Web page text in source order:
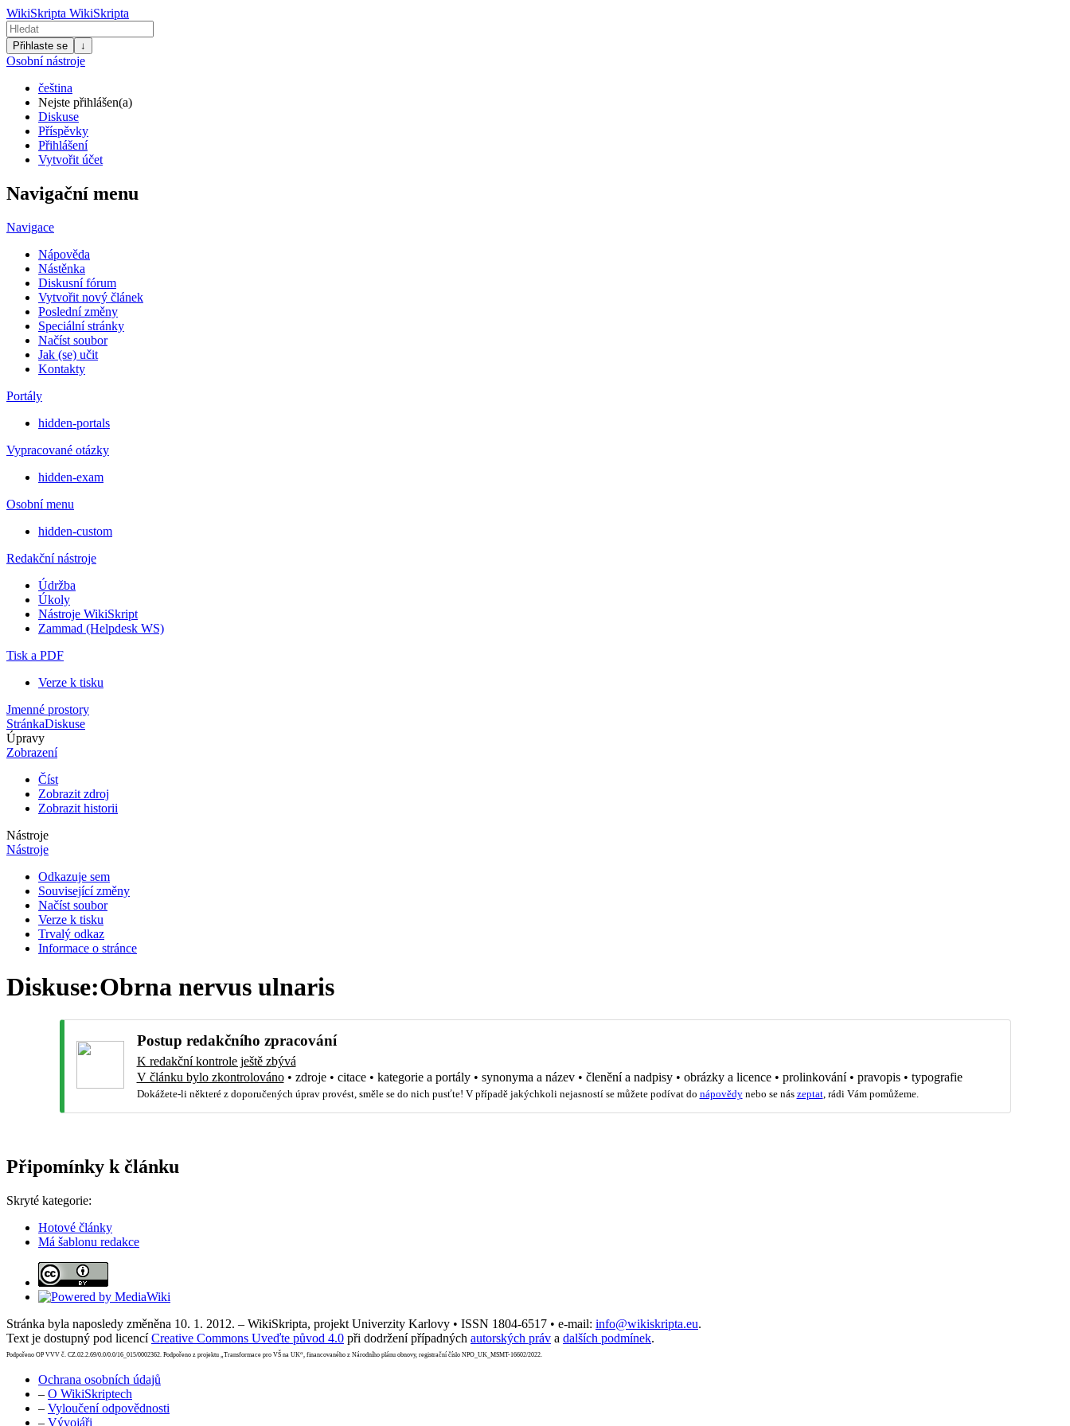
WikiSkripta WikiSkripta
Přihlaste se ↓
Osobní nástroje
čeština
Nejste přihlášen(a)
Diskuse
Příspěvky
Přihlášení
Vytvořit účet
Navigační menu
Navigace
Nápověda
Nástěnka
Diskusní fórum
Vytvořit nový článek
Poslední změny
Speciální stránky
Načíst soubor
Jak (se) učit
Kontakty
Portály
hidden-portals
Vypracované otázky
hidden-exam
Osobní menu
hidden-custom
Redakční nástroje
Údržba
Úkoly
Nástroje WikiSkript
Zammad (Helpdesk WS)
Tisk a PDF
Verze k tisku
Jmenné prostory
StránkaDiskuse
Úpravy
Zobrazení
Číst
Zobrazit zdroj
Zobrazit historii
Nástroje
Nástroje
Odkazuje sem
Související změny
Načíst soubor
Verze k tisku
Trvalý odkaz
Informace o stránce
Diskuse:Obrna nervus ulnaris
Postup redakčního zpracování
K redakční kontrole ještě zbývá
V článku bylo zkontrolováno• zdroje• citace• kategorie a portály• synonyma a název • členění a nadpisy• obrázky a licence• prolinkování• pravopis• typografie
Dokážete-li některé z doporučených úprav provést, směle se do nich pusťte! V případě jakýchkoli nejasností se můžete podívat do nápovědynebo se nás zeptat, rádi Vám pomůžeme.
Připomínky k článku
Skryté kategorie:
Hotové články
Má šablonu redakce
Stránka byla naposledy změněna 10. 1. 2012. – WikiSkripta, projekt Univerzity Karlovy • ISSN 1804-6517 • e-mail: info@wikiskripta.eu.
Text je dostupný pod licencíCreative Commons Uveďte původ 4.0 při dodržení případných autorských práv a dalších podmínek.
Podpořeno OP VVV č. CZ.02.2.69/0.0/0.0/16_015/0002362. Podpořeno z projektu „Transformace pro VŠ na UK“, financovaného z Národního plánu obnovy, registrační číslo NPO_UK_MSMT-16602/2022.
Ochrana osobních údajů
– O WikiSkriptech
– Vyloučení odpovědnosti
– Vývojáři